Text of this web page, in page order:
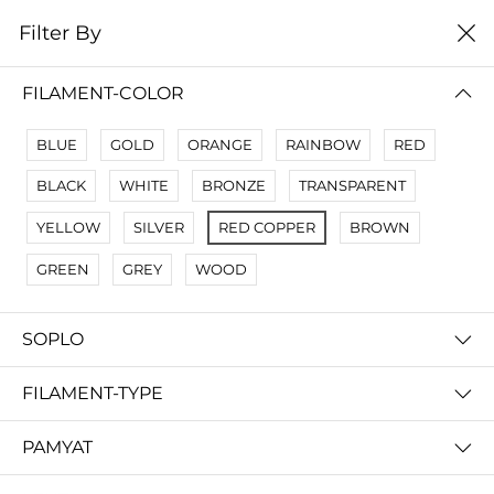
0
No Results
Not Found Filters1
Not Found Filters2
Filter By
FILAMENT-COLOR
BLUE GOLD ORANGE RAINBOW RED
BLACK WHITE BRONZE TRANSPARENT
YELLOW SILVER RED COPPER BROWN
GREEN GREY WOOD
SOPLO
FILAMENT-TYPE
PAMYAT